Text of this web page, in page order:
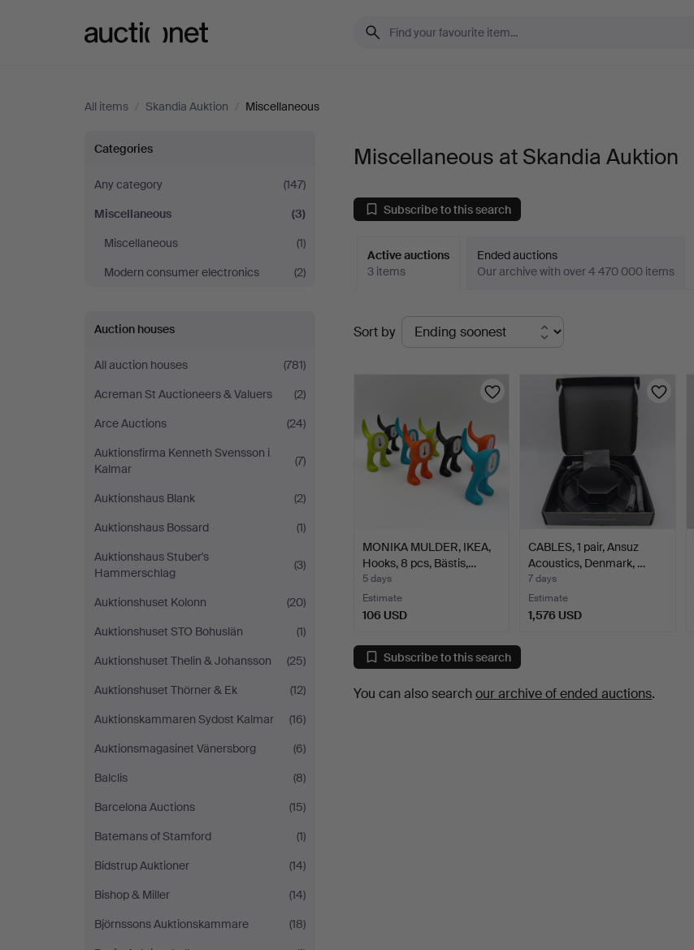
All items / Skandia Auktion / Miscellaneous
Miscellaneous
at
Skandia
Auktion
Categories
Any category
(147)
Miscellaneous
(3)
Miscellaneous
(1)
Modern consumer electronics
(2)
Auction houses
All auction houses
(781)
Acreman St Auctioneers & Valuers
(2)
Arce Auctions
(24)
Auktionsfirma Kenneth Svensson i
Kalmar
(7)
Auktionshaus Blank
(2)
Auktionshaus Bossard
(1)
Auktionshaus Stuber's
Hammerschlag
(3)
Auktionshuset Kolonn
(20)
Auktionshuset STO Bohuslän
(1)
Auktionshuset Thelin & Johansson
(25)
Auktionshuset Thörner & Ek
(12)
Auktionskammaren Sydost Kalmar
(16)
Auktionsmagasinet Vänersborg
(6)
Balclis
(8)
Barcelona Auctions
(15)
Batemans of Stamford
(1)
Bidstrup Auktioner
(14)
Bishop & Miller
(14)
Björnssons Auktionskammare
(18)
Miscellaneous at Skandia Auktion
Subscribe to this search
Active auctions
3 items
Ended auctions
Our archive with over 4 470 000 items
Active
auctions
Sort by
MONIKA MULDER, IKEA,
Hooks, 8 pcs, Bästis,…
5 days
Estimate
106 USD
CABLES, 1 pair, Ansuz
Acoustics, Denmark, …
7 days
Estimate
1,576 USD
Subscribe to this search
You can also searchour archive of ended auctions.